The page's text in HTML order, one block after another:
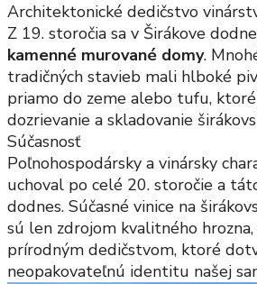
Architektonické dedičstvo
Z 19. storočia sa v Širákove
kamenné murované domy.
tradičných stavieb mali hlboké
priamo do zeme alebo tufu,
dozrievanie a skladovanie
Súčasnosť
Poľnohospodársky a vinársky
uchoval po celé 20. storočie a
dodnes. Súčasné vinice na
sú len zdrojom kvalitného
prírodným dedičstvom, ktoré
neopakovateľnú identitu našej